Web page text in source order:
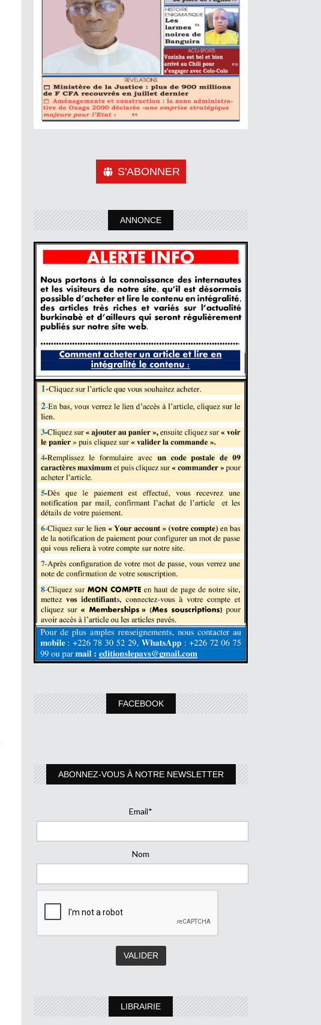
S'ABONNER
ANNONCE
FACEBOOK
ABONNEZ-VOUS À NOTRE NEWSLETTER
Email*
Nom
LIBRAIRIE